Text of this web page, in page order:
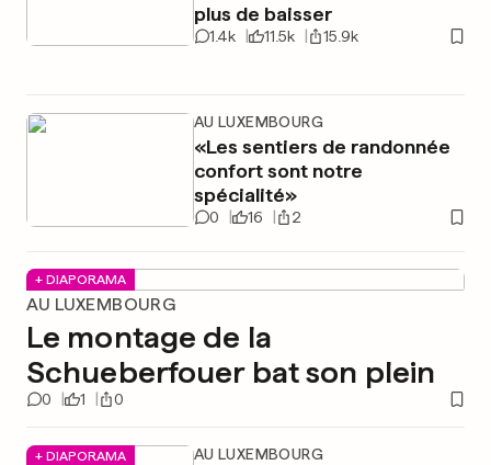
plus de baisser
1.4k 11.5k 15.9k
AU LUXEMBOURG
«Les sentiers de randonnée
confort sont notre
spécialité»
0 16 2
+ DIAPORAMA
AU LUXEMBOURG
Le montage de la
Schueberfouer bat son plein
0 1 0
+ DIAPORAMA AU LUXEMBOURG